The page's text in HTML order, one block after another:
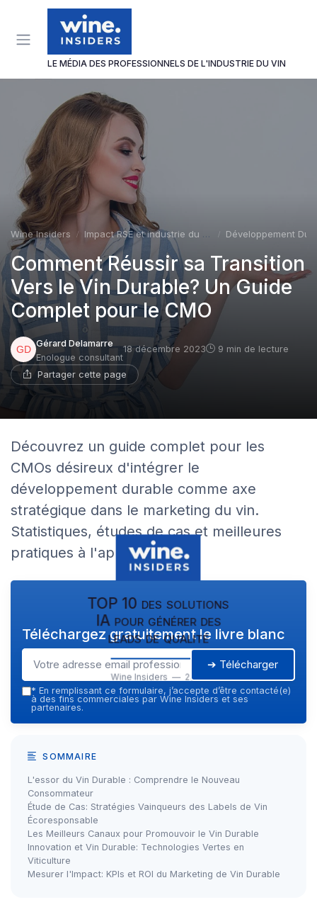
LE MÉDIA DES PROFESSIONNELS DE L'INDUSTRIE DU VIN
Wine Insiders Impact RSE et industrie du vin Développement
Comment Réussir sa Transition
Vers le Vin Durable? Un Guide
Complet pour le CMO
Gérard Delamarre
Enologue consultant
18 décembre 2023 9 min de lecture
Partager cette page
Découvrez un guide complet pour les
CMOs désireux d'intégrer le
développement durable comme axe
stratégique dans le marketing du vin.
Statistiques, études de cas et meilleures
pratiques à l'appui.
TOP 10 des solutions
IA pour générer des
leads de qualité
Wine Insiders — 2026
Téléchargez gratuitement le livre blanc
➔ Télécharger
* En remplissant ce formulaire, j’accepte d’être contacté(e)
à des fins commerciales par Wine Insiders et ses
partenaires.
SOMMAIRE
L'essor du Vin Durable : Comprendre le Nouveau
Consommateur
Étude de Cas: Stratégies Vainqueurs des Labels de Vin
Écoresponsable
Les Meilleurs Canaux pour Promouvoir le Vin Durable
Innovation et Vin Durable: Technologies Vertes en
Viticulture
Mesurer l'Impact: KPIs et ROI du Marketing de Vin Durable
Panneau de gestion des cookies